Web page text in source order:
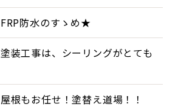
FRP防水のすゝめ★
塗装工事は、シーリングがとても
屋根もお任せ！塗替え道場！！